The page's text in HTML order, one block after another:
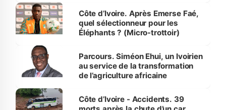
Côte d’Ivoire. Après Emerse Faé,
quel sélectionneur pour les
Éléphants ? (Micro-trottoir)
Parcours. Siméon Ehui, un Ivoirien
au service de la transformation
de l’agriculture africaine
Côte d’Ivoire - Accidents. 39